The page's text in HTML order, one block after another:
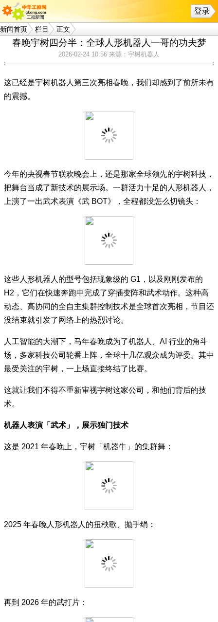
登录
新闻首页 栏目 正文
春晚宇树四分半：全球人形机器人一哥的功夫梦
2026-02-24 10:56 来源：宇树机器人
这已经是宇树机器人第三次亮相春晚，我们却感到了前所未有
的震撼。
今年的央视春节联欢晚会上，还是那家全球领先的宇树科技，
把舞台当成了新技术的展示场。一群活力十足的人形机器人，
上演了一出武术表演《武 BOT》，全程都没怎么切镜头：
这些人形机器人的型号包括现象级的 G1，以及刚刚发布的
H2，它们在快速奔跑中完成了穿插变阵和武术动作。这种高
动态、高协同的全自主集群控制技术是全球首次亮相，节目还
没结束就引发了网络上的热烈讨论。
人工智能的大潮下，马年春晚成为了机器人、AI 行业的角斗
场，多家科技公司轮番上阵，全球十几亿观众成为评委。其中
最受关注的宇树，一上场直接终结了比赛。
这就让我们不得不重新审视宇树这家公司，和他们背后的技
术。
机器人表演「武术」，展示独门技术
这是 2021 年春晚上，宇树「机器牛」的集群舞：
2025 年春晚人形机器人的扭秧歌、抛手绢：
再到 2026 年的武打片：